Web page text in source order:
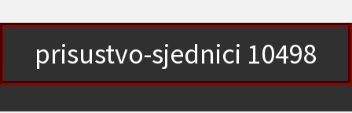
prisustvo-sjednici 10498